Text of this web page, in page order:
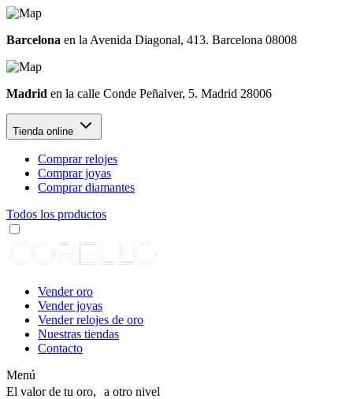
Barcelona en la Avenida Diagonal, 413. Barcelona 08008
Madrid en la calle Conde Peñalver, 5. Madrid 28006
Tienda online
Comprar relojes
Comprar joyas
Comprar diamantes
Todos los productos
Vender oro
Vender joyas
Vender relojes de oro
Nuestras tiendas
Contacto
Menú
El valor de tu oro, a otro nivel